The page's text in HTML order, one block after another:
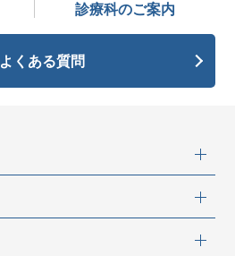
診療科のご案内
よくある質問